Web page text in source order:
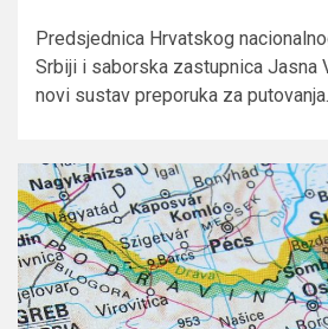
Predsjednica Hrvatskog
Srbiji i saborska zastupnica Jasna
novi sustav preporuka za